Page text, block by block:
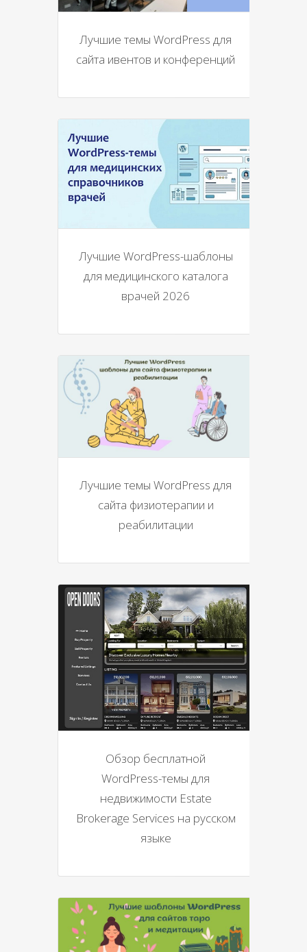
Лучшие темы WordPress для
сайта ивентов и конференций
Лучшие WordPress-шаблоны
для медицинского каталога
врачей 2026
Лучшие темы WordPress для
сайта физиотерапии и
реабилитации
Обзор бесплатной
WordPress-темы для
недвижимости Estate
Brokerage Services на русском
языке